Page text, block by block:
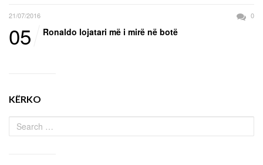
21/07/2016 0
05 Ronaldo lojatari më i mirë në botë
KËRKO